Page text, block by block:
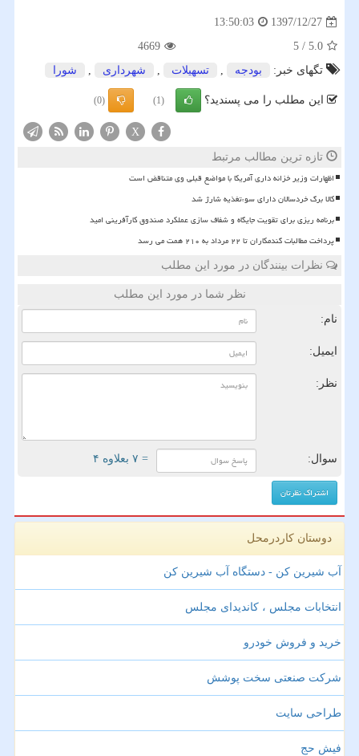
1397/12/27
13:50:03
5.0
/
5
4669
تگهای خبر:
بودجه , تسهیلات , شهرداری , شورا
این مطلب را می پسندید؟ (1)
(0)
X
تازه ترین مطالب مرتبط
اظهارات وزیر خزانه داری آمریکا با مواضع قبلی وی متناقض است
کالا برگ خردسالان دارای سوءتغذیه شارژ شد
برنامه ریزی برای تقویت جایگاه و شفاف سازی عملکرد صندوق کارآفرینی امید
پرداخت مطالبات گندمکاران تا ۲۲ مرداد به ۲۱۰ همت می رسد
نظرات بینندگان در مورد این مطلب
نظر شما در مورد این مطلب
نام:
ایمیل:
نظر:
سوال: = ۷ بعلاوه ۴
دوستان کاردرمحل
آب شیرین کن - دستگاه آب شیرین کن
انتخابات مجلس ، کاندیدای مجلس
خرید و فروش خودرو
شرکت صنعتی سخت پوشش
طراحی سایت
فیش حج